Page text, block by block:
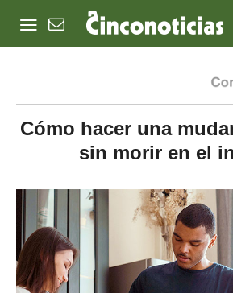
Cómo hacer una
sin morir en el